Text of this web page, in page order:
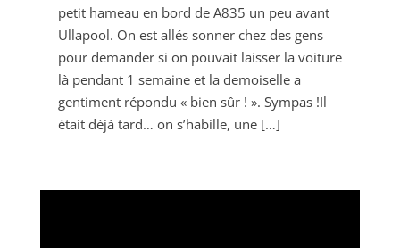
petit hameau en bord de A835 un peu avant
Ullapool. On est allés sonner chez des gens
pour demander si on pouvait laisser la voiture
là pendant 1 semaine et la demoiselle a
gentiment répondu « bien sûr ! ». Sympas !Il
était déjà tard… on s’habille, une […]